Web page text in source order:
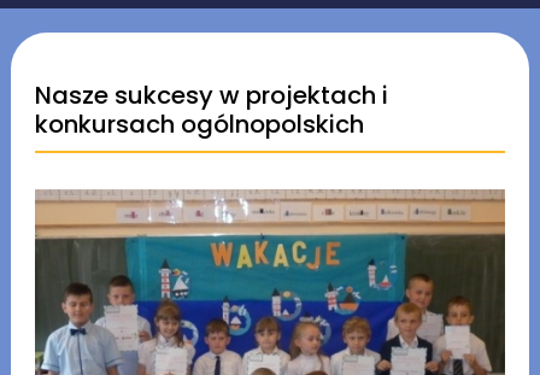
Nasze sukcesy w projektach i
konkursach ogólnopolskich